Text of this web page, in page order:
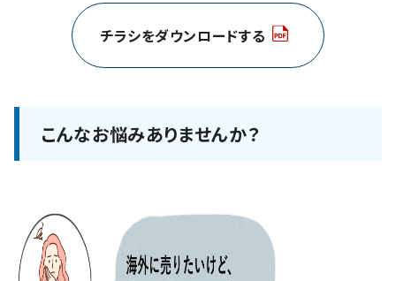
チラシをダウンロードする
こんなお悩みありませんか？